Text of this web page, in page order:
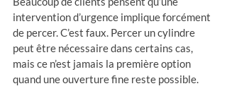
intervention d’urgence implique forcément
de percer. C’est faux. Percer un cylindre
peut être nécessaire dans certains cas,
mais ce n’est jamais la première option
quand une ouverture fine reste possible.